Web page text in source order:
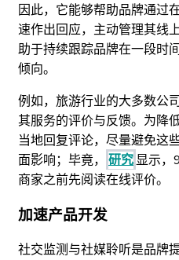
因此，它能够帮助品牌通过
速作出回应，主动管理其线
助于持续跟踪品牌在一段时
倾向。
例如，旅游行业的大多数公
其服务的评价与反馈。为降
当地回复评论，尽量避免这
面影响；毕竟， 研究显示，
商家之前先阅读在线评价。
加速产品开发
社交监测与社媒聆听是品牌